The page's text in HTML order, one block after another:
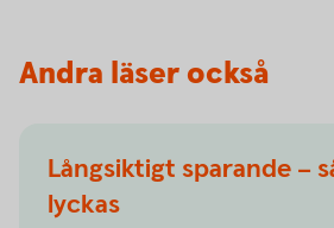
Andra läser också
Långsiktigt sparande –
lyckas